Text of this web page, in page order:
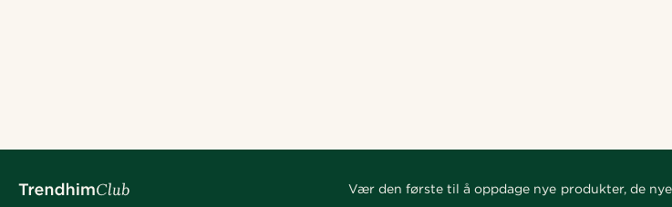
Vær den første til å oppdage nye produkter, de